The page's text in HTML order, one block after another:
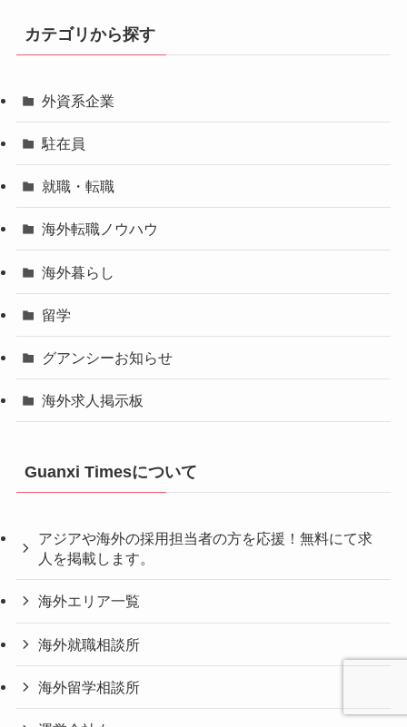
カテゴリから探す
外資系企業
駐在員
就職・転職
海外転職ノウハウ
海外暮らし
留学
グアンシーお知らせ
海外求人掲示板
Guanxi Timesについて
アジアや海外の採用担当者の方を応援！無料にて求
人を掲載します。
海外エリア一覧
海外就職相談所
海外留学相談所